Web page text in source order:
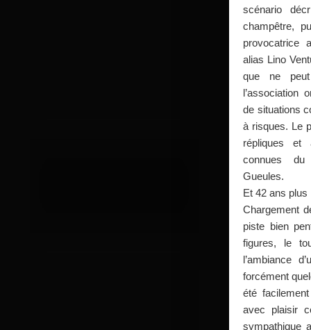
scénario
champêtre,
provocatrice
alias Lino
que ne
l’association
de situations
à risques. Le
répliques et
connues
Gueules.
Et 42 ans plus
Chargement
piste bien
figures, le
l’ambiance
forcément
été
avec plaisir
sympathique